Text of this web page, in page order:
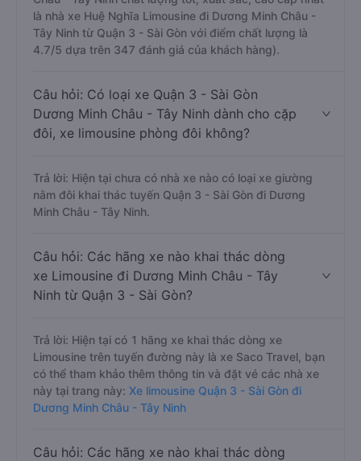
là nhà xe Huệ Nghĩa Limousine đi Dương Minh Châu -
Tây Ninh từ Quận 3 - Sài Gòn với điểm chất lượng là
4.7/5 dựa trên 347 đánh giá của khách hàng).
Câu hỏi: Có loại xe Quận 3 - Sài Gòn
Dương Minh Châu - Tây Ninh dành cho cặp
đôi, xe limousine phòng đôi không?
Trả lời: Hiện tại chưa có nhà xe nào có loại xe giường
nằm đôi khai thác tuyến Quận 3 - Sài Gòn đi Dương
Minh Châu - Tây Ninh.
Câu hỏi: Các hãng xe nào khai thác dòng
xe Limousine đi Dương Minh Châu - Tây
Ninh từ Quận 3 - Sài Gòn?
Trả lời: Hiện tại có 1 hãng xe khai thác dòng xe
Limousine trên tuyến đường này là xe Saco Travel, bạn
có thể tham khảo thêm thông tin và đặt vé các nhà xe
này tại trang này: Xe limousine Quận 3 - Sài Gòn đi
Dương Minh Châu - Tây Ninh
Câu hỏi: Các hãng xe nào khai thác dòng